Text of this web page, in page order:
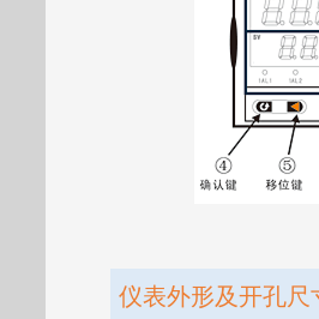
仪表外形及开孔尺